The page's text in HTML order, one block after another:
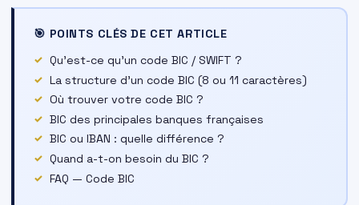
🎯 POINTS CLÉS DE CET ARTICLE
Qu’est-ce qu’un code BIC / SWIFT ?
La structure d’un code BIC (8 ou 11 caractères)
Où trouver votre code BIC ?
BIC des principales banques françaises
BIC ou IBAN : quelle différence ?
Quand a-t-on besoin du BIC ?
FAQ — Code BIC